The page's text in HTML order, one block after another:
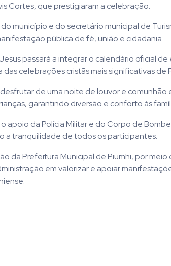
Cortes, que prestigiaram a celebração.
município e do secretário municipal de
pública de fé, união e cidadania.
passará a integrar o calendário oficial
celebrações cristãs mais significativas de
de uma noite de louvor e comunhão
garantindo diversão e conforto às
apoio da Polícia Militar e do Corpo de
a tranquilidade de todos os participantes.
da Prefeitura Municipal de Piumhi, por
em valorizar e apoiar